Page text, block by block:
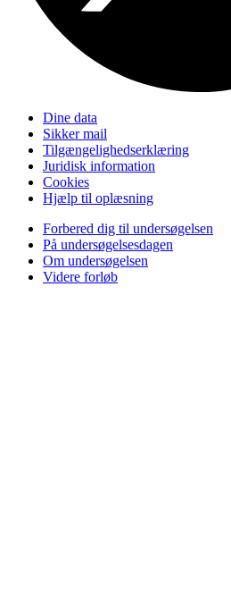
Dine data
Sikker mail
Tilgængelighedserklæring
Juridisk information
Cookies
Hjælp til oplæsning
Forbered dig til undersøgelsen
På undersøgelsesdagen
Om undersøgelsen
Videre forløb